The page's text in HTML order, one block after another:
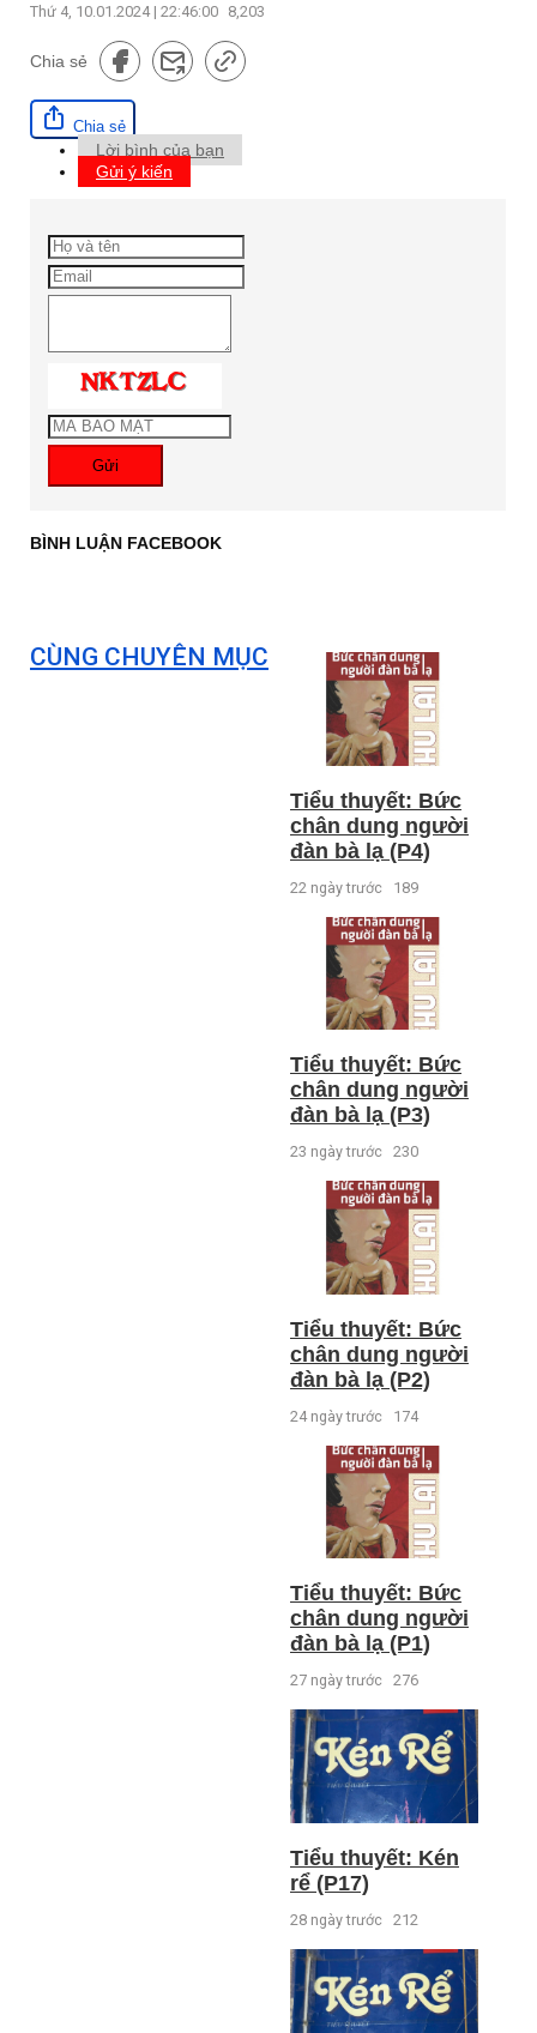
Thứ 4, 10.01.2024 | 22:46:00 8,203
Chia sẻ
Chia sẻ
Lời bình của bạn
Gửi ý kiến
Gửi
BÌNH LUẬN FACEBOOK
CÙNG CHUYÊN MỤC
Tiểu thuyết: Bức
chân dung người
đàn bà lạ (P4)
22 ngày trước 189
Tiểu thuyết: Bức
chân dung người
đàn bà lạ (P3)
23 ngày trước 230
Tiểu thuyết: Bức
chân dung người
đàn bà lạ (P2)
24 ngày trước 174
Tiểu thuyết: Bức
chân dung người
đàn bà lạ (P1)
27 ngày trước 276
Tiểu thuyết: Kén
rể (P17)
28 ngày trước 212